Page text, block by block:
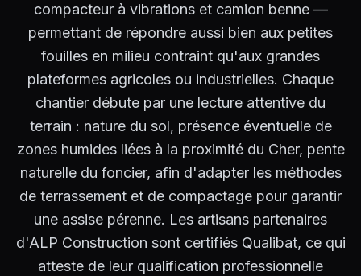
compacteur à vibrations et camion benne —
permettant de répondre aussi bien aux petites
fouilles en milieu contraint qu'aux grandes
plateformes agricoles ou industrielles. Chaque
chantier débute par une lecture attentive du
terrain : nature du sol, présence éventuelle de
zones humides liées à la proximité du Cher, pente
naturelle du foncier, afin d'adapter les méthodes
de terrassement et de compactage pour garantir
une assise pérenne. Les artisans partenaires
d'ALP Construction sont certifiés Qualibat, ce qui
atteste de leur qualification professionnelle